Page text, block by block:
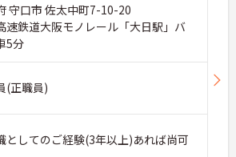
守口市 佐太中町7-10-20
速鉄道大阪モノレール「大日駅」バ
5分
(正職員)
としてのご経験(3年以上)あれば尚可